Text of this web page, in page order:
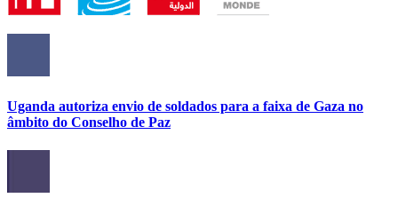
Uganda autoriza envio de soldados para a faixa de Gaza no
âmbito do Conselho de Paz